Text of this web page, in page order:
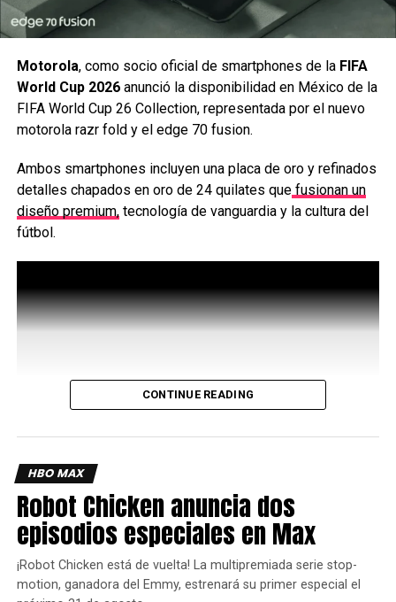
RELATED TOPICS: ARMY OF DARKNESS
ASH VS EVIL DEAD
UP NEXT
¡El mejor juego de los Power Rangers llega a
Xbox Game Pass!
Bleach: Inmortal Soul ya está disponible
Motorola, como socio oficial de smartphones de laFIFA
World Cup 2026 anunció la disponibilidad en México de la
FIFA World Cup 26 Collection, representada por el nuevo
motorola razr fold y el edge 70 fusion.
Ambos smartphones incluyen una placa de oro y refinados
detalles chapados en oro de 24 quilates quefusionan un
diseño premium,tecnología de vanguardia y la cultura del
fútbol.
Inspirado en la marca oficial del torneo, ambos
dispositivos combinan elementos icónicos del fútbol con
la artesanía característica de Motorola, lo que da como
resultado productos premium y profundamente arraigados
en la cultura del juego.
CONTINUE READING
HBO MAX
Robot Chicken anuncia dos
episodios especiales en Max
¡Robot Chicken está de vuelta! La multipremiada serie stop-
motion, ganadora del Emmy, estrenará su primer especial el